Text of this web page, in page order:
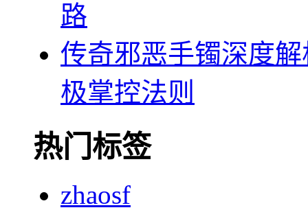
路
传奇邪恶手镯深度
极掌控法则
热门标签
zhaosf